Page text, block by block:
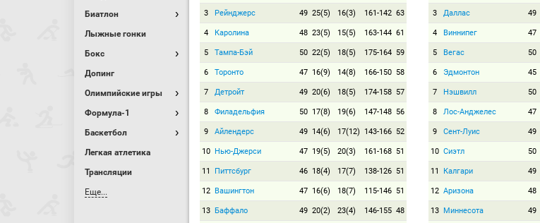
Биатлон
Лыжные гонки
Бокс
Допинг
Олимпийские игры
Формула-1
Баскетбол
Легкая атлетика
Трансляции
Еще...
3 Рейнджерс 49 25(5) 16(3) 161-142 63
4 Каролина 48 23(5) 15(5) 163-144 61
5 Тампа-Бэй 50 22(5) 18(5) 175-164 59
6 Торонто 47 16(9) 14(8) 166-150 58
7 Детройт 49 20(6) 18(5) 174-158 57
8 Филадельфия 50 17(8) 19(6) 147-148 56
9 Айлендерс 49 14(6) 17(12) 143-166 52
10 Нью-Джерси 47 19(5) 20(3) 161-168 51
11 Питтсбург 46 18(4) 17(7) 138-126 51
12 Вашингтон 47 16(6) 18(7) 115-146 51
13 Баффало 49 20(2) 23(4) 146-155 48
3 Даллас 49
4 Виннипег 47
5 Вегас 50
6 Эдмонтон 45
7 Нэшвилл 50
8 Лос-Анджелес 47
9 Сент-Луис 49
10 Сиэтл 50
11 Калгари 49
12 Аризона 48
13 Миннесота 49